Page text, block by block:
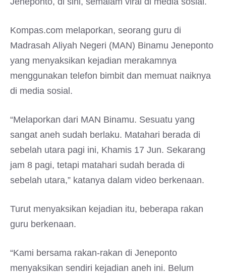
Kompas.com melaporkan, seorang guru di
Madrasah Aliyah Negeri (MAN) Binamu Jeneponto
yang menyaksikan kejadian merakamnya
menggunakan telefon bimbit dan memuat naiknya
di media sosial.
“Melaporkan dari MAN Binamu. Sesuatu yang
sangat aneh sudah berlaku. Matahari berada di
sebelah utara pagi ini, Khamis 17 Jun. Sekarang
jam 8 pagi, tetapi matahari sudah berada di
sebelah utara,” katanya dalam video berkenaan.
Turut menyaksikan kejadian itu, beberapa rakan
guru berkenaan.
“Kami bersama rakan-rakan di Jeneponto
menyaksikan sendiri kejadian aneh ini. Belum